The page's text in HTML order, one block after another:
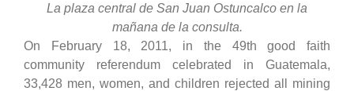
La plaza central de San Juan Ostuncalco en la
mañana de la consulta.
On February 18, 2011, in the 49th good faith
community referendum celebrated in Guatemala,
33,428 men, women, and children rejected all mining